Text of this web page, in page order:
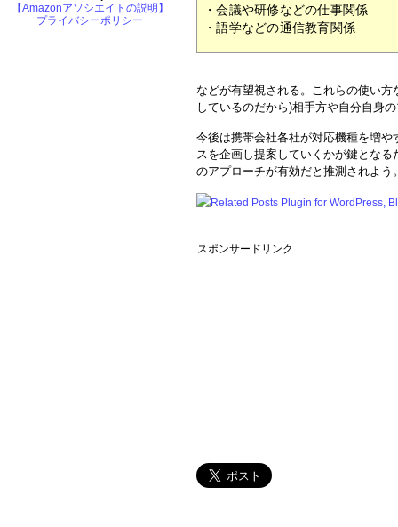
・会議や研修などの仕事関係
・語学などの通信教育関係
などが有望視される。これらの使い
しているのだから)相手方や自分自身
今後は携帯会社各社が対応機種を増
スを企画し提案していくかが鍵とな
のアプローチが有効だと推測されよう
スポンサードリンク
【Amazonアソシエイトの説明】
プライバシーポリシー